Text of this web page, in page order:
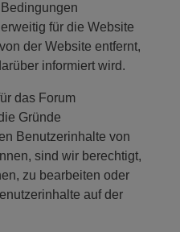
für die Website
der Website entfernt,
informiert wird.
das Forum
Gründe
Benutzerinhalte von
sind wir berechtigt,
zu bearbeiten oder
auf der